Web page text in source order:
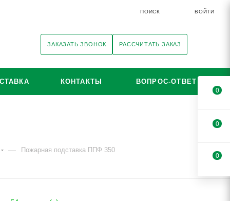
ПОИСК ВОЙТИ
ЗАКАЗАТЬ ЗВОНОК РАССЧИТАТЬ ЗАКАЗ
КОНТАКТЫ ВОПРОС-ОТВЕТ
— Пожарная подставка ППФ 350
0
0
0